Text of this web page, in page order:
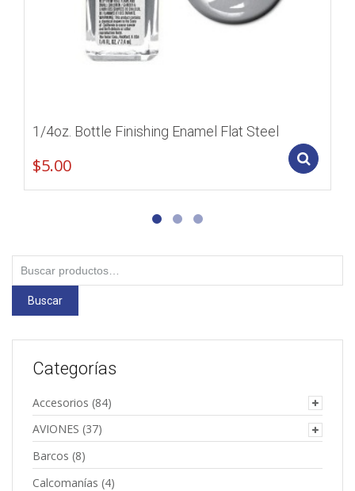
1/4oz. Bottle Finishing Enamel Flat Steel
$5.00
Buscar
por:
Buscar
Categorías
Accesorios (84)
AVIONES (37)
Barcos (8)
Calcomanías (4)